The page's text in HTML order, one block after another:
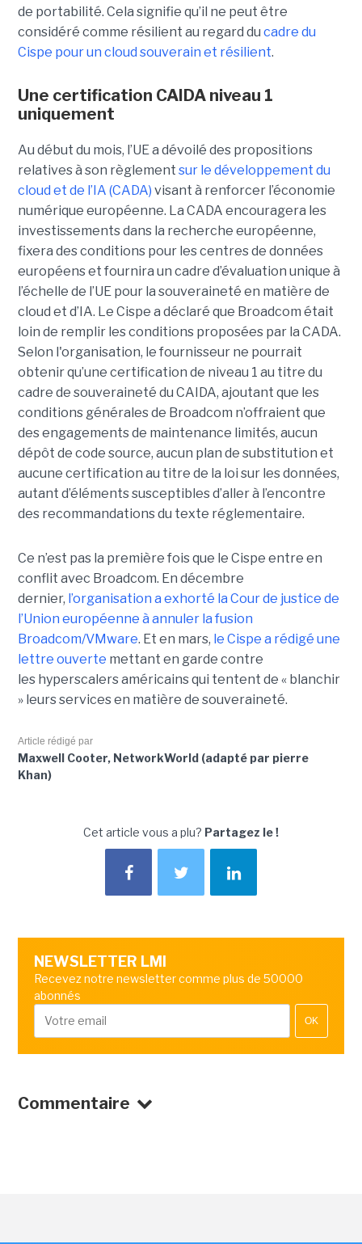
de portabilité. Cela signifie qu’il ne peut être
considéré comme résilient au regard du cadre du
Cispe pour un cloud souverain et résilient.
Une certification CAIDA niveau 1
uniquement
Au début du mois, l’UE a dévoilé des propositions
relatives à son règlement sur le développement du
cloud et de l’IA (CADA) visant à renforcer l’économie
numérique européenne. La CADA encouragera les
investissements dans la recherche européenne,
fixera des conditions pour les centres de données
européens et fournira un cadre d’évaluation unique à
l’échelle de l’UE pour la souveraineté en matière de
cloud et d’IA. Le Cispe a déclaré que Broadcom était
loin de remplir les conditions proposées par la CADA.
Selon l'organisation, le fournisseur ne pourrait
obtenir qu’une certification de niveau 1 au titre du
cadre de souveraineté du CAIDA, ajoutant que les
conditions générales de Broadcom n’offraient que
des engagements de maintenance limités, aucun
dépôt de code source, aucun plan de substitution et
aucune certification au titre de la loi sur les données,
autant d’éléments susceptibles d’aller à l’encontre
des recommandations du texte réglementaire.
Ce n’est pas la première fois que le Cispe entre en
conflit avec Broadcom. En décembre
dernier, l’organisation a exhorté la Cour de justice de
l’Union européenne à annuler la fusion
Broadcom/VMware. Et en mars, le Cispe a rédigé une
lettre ouverte mettant en garde contre
les hyperscalers américains qui tentent de « blanchir
» leurs services en matière de souveraineté.
Article rédigé par
Maxwell Cooter, NetworkWorld (adapté par pierre
Khan)
Cet article vous a plu? Partagez le !
NEWSLETTER LMI
Recevez notre newsletter comme plus de 50000
abonnés
OK
Commentaire